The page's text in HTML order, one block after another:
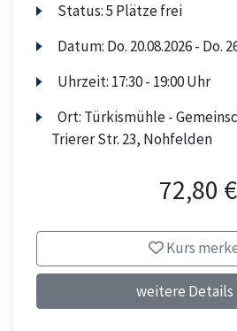
Status:5 Plätze frei
Datum: Do. 20.08.2026 - Do.
Uhrzeit: 17:30 - 19:00 Uhr
Ort: Türkismühle -
Trierer Str. 23, Nohfelden
72,80 €
Kurs
weitere Details